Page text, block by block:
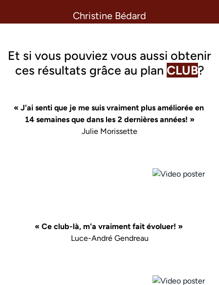
Christine Bédard
Et si vous pouviez vous aussi obtenir
ces résultats grâce au plan CLUB?
« J'ai senti que je me suis vraiment plus améliorée en
14 semaines que dans les 2 dernières années! »
Julie Morissette
« Ce club-là, m'a vraiment fait évoluer! »
Luce-André Gendreau